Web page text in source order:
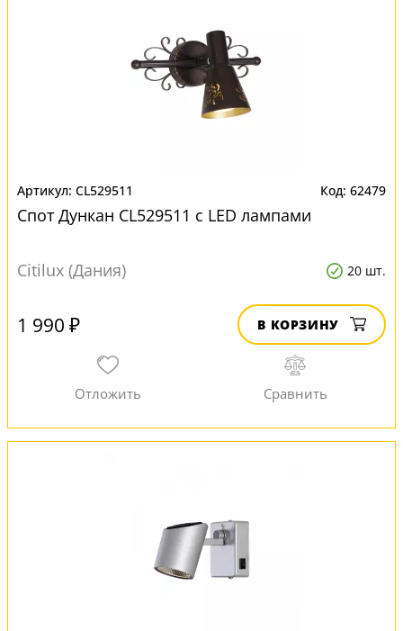
CL529511 62479
Спот Дункан CL529511 с LED лампами
Citilux (Дания) 20 шт.
1 990 ₽ В КОРЗИНУ